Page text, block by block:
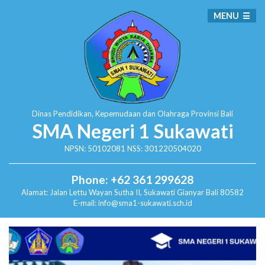
Dinas Pendidikan, Kepemudaan dan Olahraga Provinsi Bali
SMA Negeri 1 Sukawati
NPSN: 50102081 NSS: 301220504020
Phone: +62 361 299628
Alamat: Jalan Lettu Wayan Sutha II, SukawatiGianyar Bali 80582
E-mail: info@sma1-sukawati.sch.id
MENU